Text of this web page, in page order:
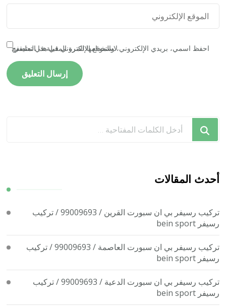
احفظ اسمي، بريدي الإلكتروني، والموقع الإلكتروني في هذا المتصفح لاستخدامها المرة المقبلة في تعليقي.
هل
تبحث
ما؟
أحدث المقالات
تركيب رسيفر بي ان سبورت القرين / 99009693 / تركيب
رسيفر bein sport
تركيب رسيفر بي ان سبورت العاصمة / 99009693 / تركيب
رسيفر bein sport
تركيب رسيفر بي ان سبورت الدعية / 99009693 / تركيب
رسيفر bein sport